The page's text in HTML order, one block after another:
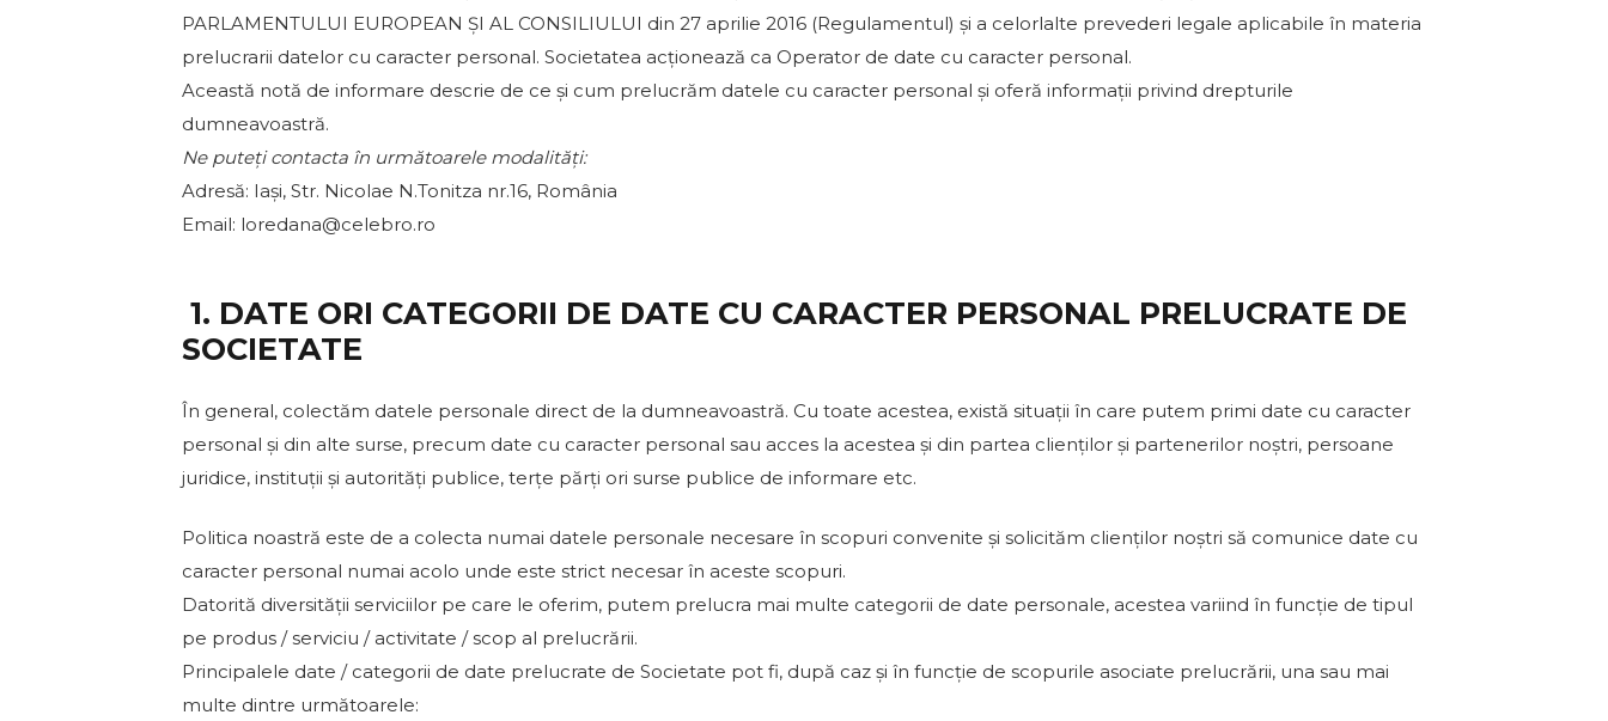
PARLAMENTULUI EUROPEAN ȘI AL CONSILIULUI din 27 aprilie 2016 (Regulamentul) și a celorlalte prevederi legale aplicabile în materia
prelucrarii datelor cu caracter personal. Societatea acționează ca Operator de date cu caracter personal.
Această notă de informare descrie de ce și cum prelucrăm datele cu caracter personal și oferă informații privind drepturile
dumneavoastră.
Ne puteți contacta în următoarele modalități:
Adresă: Iași, Str. Nicolae N.Tonitza nr.16, România
Email: loredana@celebro.ro
1. DATE ORI CATEGORII DE DATE CU CARACTER PERSONAL PRELUCRATE DE
SOCIETATE
În general, colectăm datele personale direct de la dumneavoastră. Cu toate acestea, există situații în care putem primi date cu caracter
personal și din alte surse, precum date cu caracter personal sau acces la acestea și din partea clienților și partenerilor noștri, persoane
juridice, instituții și autorități publice, terțe părți ori surse publice de informare etc.
Politica noastră este de a colecta numai datele personale necesare în scopuri convenite și solicităm clienților noștri să comunice date cu
caracter personal numai acolo unde este strict necesar în aceste scopuri.
Datorită diversității serviciilor pe care le oferim, putem prelucra mai multe categorii de date personale, acestea variind în funcție de tipul
pe produs / serviciu / activitate / scop al prelucrării.
Principalele date / categorii de date prelucrate de Societate pot fi, după caz și în funcție de scopurile asociate prelucrării, una sau mai
multe dintre următoarele: